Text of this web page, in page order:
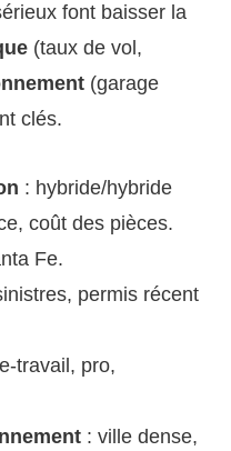
font baisser la
(taux de vol,
(garage
clés.
: hybride/hybride
coût des pièces.
Fe.
permis récent
travail, pro,
: ville dense,